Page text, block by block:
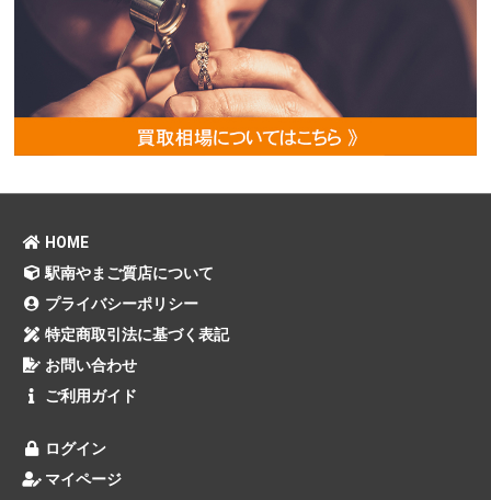
HOME
駅南やまご質店について
プライバシーポリシー
特定商取引法に基づく表記
お問い合わせ
ご利用ガイド
ログイン
マイページ